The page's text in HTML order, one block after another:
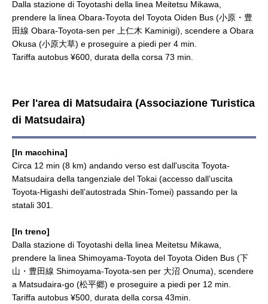
Dalla stazione di Toyotashi della linea Meitetsu Mikawa,
prendere la linea Obara-Toyota del Toyota Oiden Bus (小原・豊
田線 Obara-Toyota-sen per 上仁木 Kaminigi), scendere a Obara
Okusa (小原大草) e proseguire a piedi per 4 min.
Tariffa autobus ¥600, durata della corsa 73 min.
Per l'area di Matsudaira (Associazione Turistica
di Matsudaira)
[In macchina]
Circa 12 min (8 km) andando verso est dall'uscita Toyota-
Matsudaira della tangenziale del Tokai (accesso dall’uscita
Toyota-Higashi dell’autostrada Shin-Tomei) passando per la
statali 301.
[In treno]
Dalla stazione di Toyotashi della linea Meitetsu Mikawa,
prendere la linea Shimoyama-Toyota del Toyota Oiden Bus (下
山・豊田線 Shimoyama-Toyota-sen per 大沼 Onuma), scendere
a Matsudaira-go (松平郷) e proseguire a piedi per 12 min.
Tariffa autobus ¥500, durata della corsa 43min.